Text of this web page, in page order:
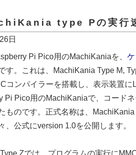
type Pの実行
日
Pi Pico用のMachiKaniaを、
す。これは、MachiKania Type M,
コンパイラーを搭載し、表示装置に
Pi Pico用のMachiKaniaで、コード
ものです。正式名称は、
、公式にversion 1.0を公開します。
Zでは、プログラムの実行に